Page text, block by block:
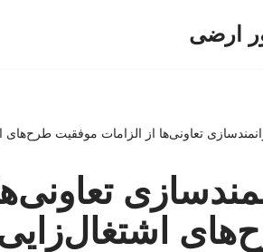
ارضی
تعاونی‌ها از الزامات موفقیت